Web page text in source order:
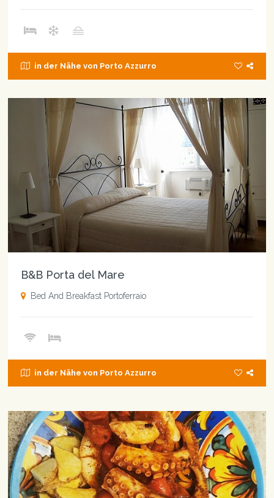
in der Nähe von Porto Azzurro
B&B Porta del Mare
Bed And Breakfast Portoferraio
in der Nähe von Porto Azzurro